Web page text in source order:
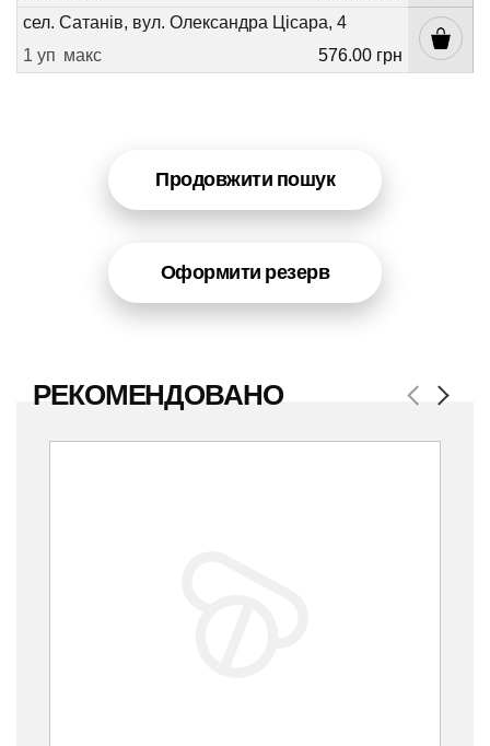
сел. Сатанів, вул. Олександра Цісара, 4
1 уп макс 576.00 грн
Продовжити пошук
Оформити резерв
РЕКОМЕНДОВАНО Previous
Next